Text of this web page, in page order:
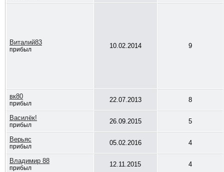
Виталий83
прибыл 10.02.2014 9
вк80
прибыл 22.07.2013 8
Василёк!
прибыл 26.09.2015 5
Верьяс
прибыл 05.02.2016 4
Владимир 88
прибыл 12.11.2015 4